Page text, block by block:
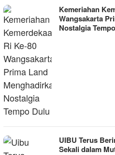
Kemeriahan
Wangsakarta
Nostalgia
UIBU Terus
Sekali dalam